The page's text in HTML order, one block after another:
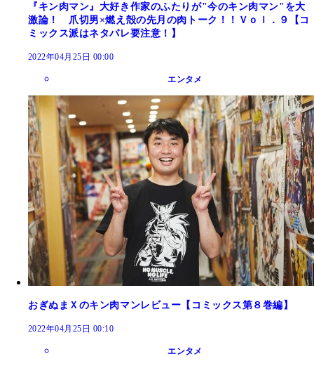
『キン肉マン』大好き作家のふたりが"今のキン肉マン"を大
激論！ 爪切男×燃え殻の先月の肉トーク！！Ｖｏｌ．９【コ
ミックス派はネタバレ要注意！】
2022年04月25日 00:00
エンタメ
おぎぬまＸのキン肉マンレビュー【コミックス第８巻編】
2022年04月25日 00:10
エンタメ